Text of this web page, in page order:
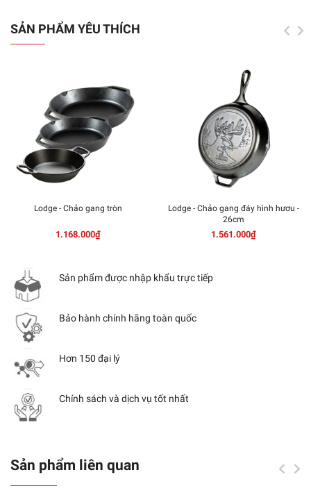
SẢN PHẨM YÊU THÍCH
Lodge - Chảo gang tròn
1.168.000₫
Lodge - Chảo gang đáy hình hươu -
26cm
1.561.000₫
Sản phẩm được nhập khẩu trực tiếp
Bảo hành chính hãng toàn quốc
Hơn 150 đại lý
Chính sách và dịch vụ tốt nhất
Sản phẩm liên quan